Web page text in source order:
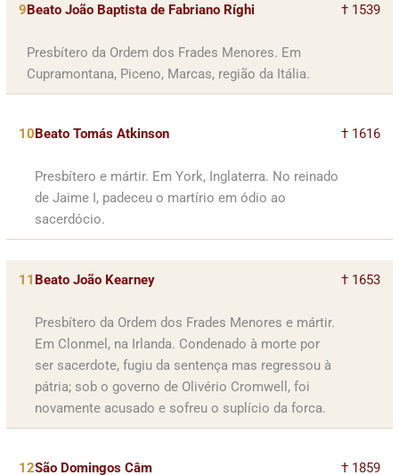
9Beato João Baptista de Fabriano Ríghi
Presbítero da Ordem dos Frades Menores. Em
Cupramontana, Piceno, Marcas, região da Itália.
† 1539
10 Beato Tomás Atkinson
Presbítero e mártir. Em York, Inglaterra. No reinado
de Jaime I, padeceu o martírio em ódio ao
sacerdócio.
† 1616
11 Beato João Kearney
Presbítero da Ordem dos Frades Menores e mártir.
Em Clonmel, na Irlanda. Condenado à morte por
ser sacerdote, fugiu da sentença mas regressou à
pátria; sob o governo de Olivério Cromwell, foi
novamente acusado e sofreu o suplício da forca.
† 1653
12São Domingos Câm † 1859